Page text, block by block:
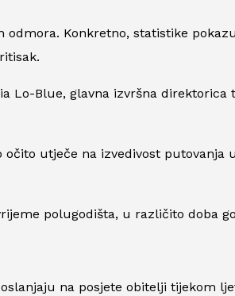
Konkretno, statistike
Lo-Blue, glavna izvršna direktorica
očito utječe na izvedivost
polugodišta, u različito doba
na posjete obitelji tijekom